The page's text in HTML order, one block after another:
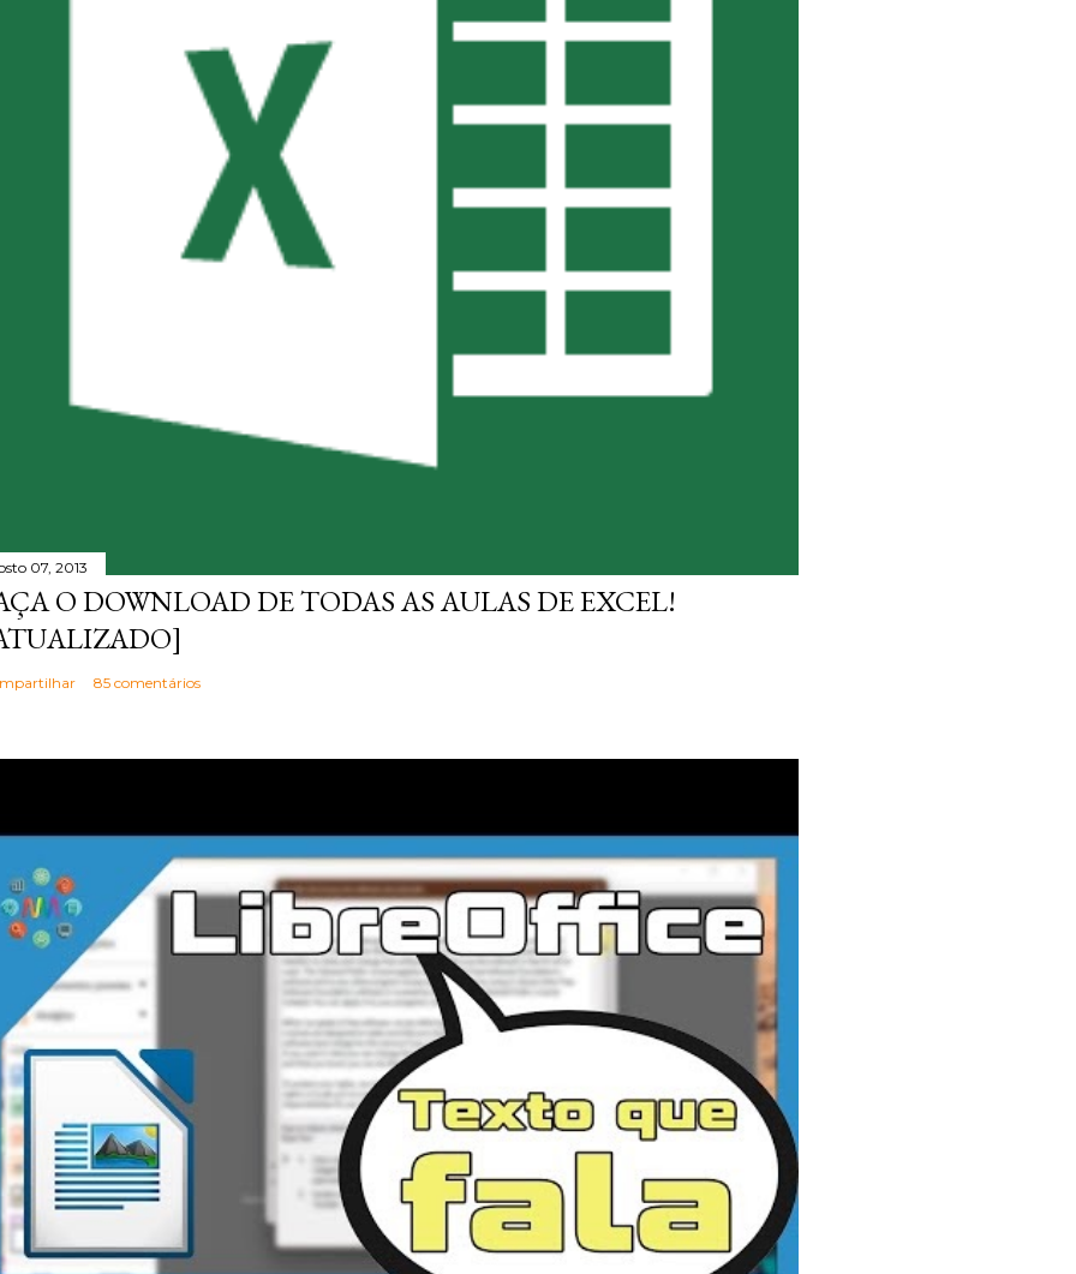
07, 2013
O DOWNLOAD DE TODAS AS AULAS DE EXCEL!
85 comentários